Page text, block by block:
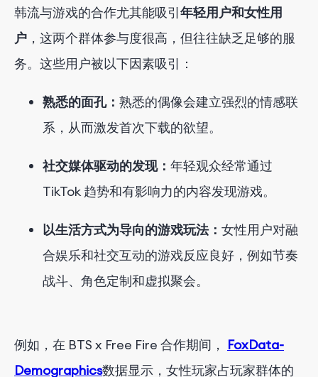
韩流与游戏的合作尤其能吸引年轻用户和女性用
户 ，这两个群体参与度很高，但往往缺乏足够的服
务。这些用户被以下因素吸引：
熟悉的面孔： 熟悉的偶像会建立强烈的情感联
系，从而激发首次下载的欲望。
社交媒体驱动的发现： 年轻观众经常通过
TikTok 趋势和有影响力的内容发现游戏。
以生活方式为导向的游戏玩法： 女性用户对融
合娱乐和社交互动的游戏反应良好，例如节奏
战斗、角色定制和虚拟聚会。
例如，在 BTS x Free Fire 合作期间， FoxData-
Demographics数据显示，女性玩家占玩家群体的